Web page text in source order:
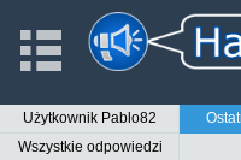
Użytkownik Pablo82
Wszystkie odpowiedzi